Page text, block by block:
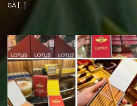
GÀ [...]